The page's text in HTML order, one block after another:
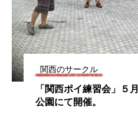
関西のサークル
「関西ポイ練習会」５
公園にて開催。